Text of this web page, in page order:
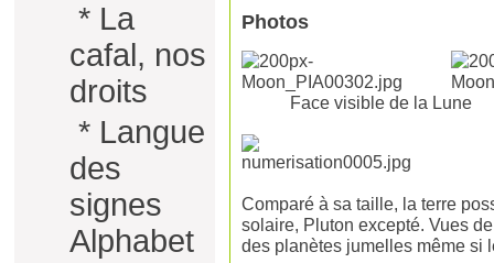
* La
cafal, nos
droits
* Langue
des
signes
Alphabet
Photos
Face visible de la
Comparé à sa taille, la terre
solaire, Pluton excepté. Vues
des planètes jumelles même si